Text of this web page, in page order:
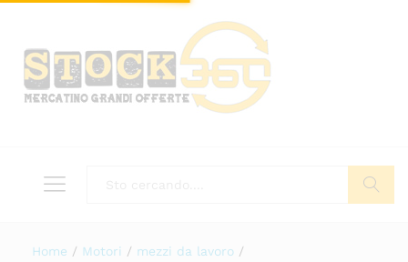
Home / Motori / mezzi da lavoro /